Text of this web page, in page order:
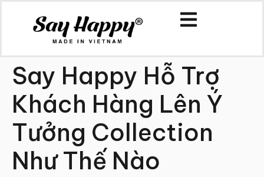
Say Happy Hỗ Trợ
Khách Hàng Lên Ý
Tưởng Collection
Như Thế Nào